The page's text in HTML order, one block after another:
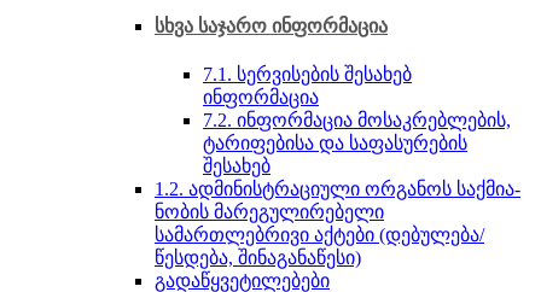
სხვა საჯარო ინფორმაცია
7.1. სერვისების შესახებ
ინფორმაცია
7.2. ინფორმაცია მოსაკრებლების,
ტარიფებისა და საფასურების
შესახებ
1.2. ადმინისტრაციული ორგანოს საქმია­
ნო­ბის მარეგულირებელი
სამართლებრივი აქტები (დე­ბულება/
წესდება, შინაგანაწესი)
გადაწყვეტილებები